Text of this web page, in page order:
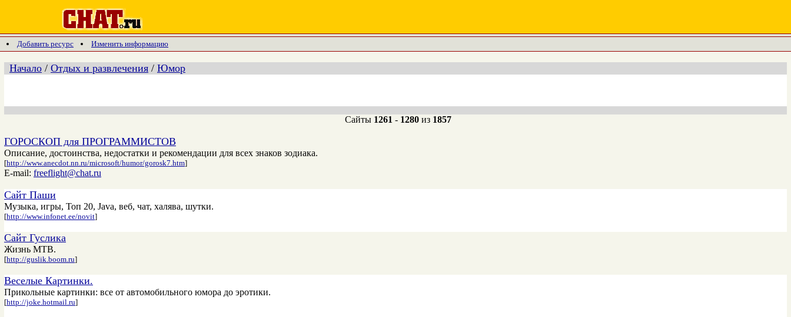
Добавить ресурс Изменить информацию
Начало / Отдых и развлечения / Юмор
Сайты 1261 - 1280из 1857
ГОРОСКОП для ПРОГРАММИСТОВ
Описание, достоинства, недостатки и рекомендации для всех знаков зодиака.
[http://www.anecdot.nn.ru/microsoft/humor/gorosk7.htm]
E-mail: freeflight@chat.ru
Сайт Паши
Музыка, игры, Топ 20, Java, веб, чат, халява, шутки.
[http://www.infonet.ee/novit]
Сайт Гуслика
Жизнь МТВ.
[http://guslik.boom.ru]
Веселые Картинки.
Прикольные картинки: все от автомобильного юмора до эротики.
[http://joke.hotmail.ru]